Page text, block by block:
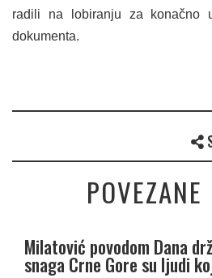
radili na lobiranju za konačno
dokumenta.
Milatović povodom Dana
snaga Crne Gore su ljudi